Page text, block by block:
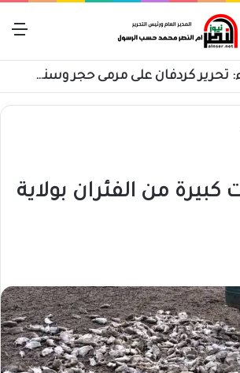
رئيس الوزراء: تحرير كردفان على مرمى حجر وسنسترد كل شبر
من الفئران بولاية